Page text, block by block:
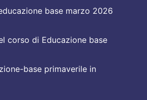
base marzo 2026
corso di Educazione base
base primaverile in